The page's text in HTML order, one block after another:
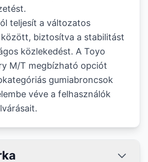
teljesít a változatos
biztosítva a stabilitást
közlekedést. A Toyo
M/T megbízható opciót
gumiabroncsok
véve a felhasználók